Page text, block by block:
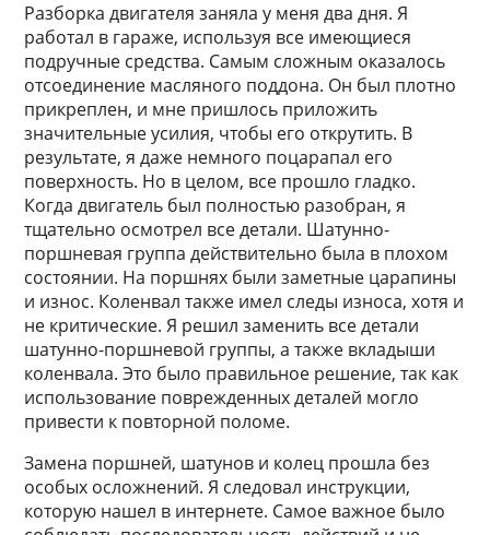
Разборка двигателя заняла у меня два дня. Я
работал в гараже, используя все имеющиеся
подручные средства. Самым сложным оказалось
отсоединение масляного поддона. Он был плотно
прикреплен, и мне пришлось приложить
значительные усилия, чтобы его открутить. В
результате, я даже немного поцарапал его
поверхность. Но в целом, все прошло гладко.
Когда двигатель был полностью разобран, я
тщательно осмотрел все детали. Шатунно-
поршневая группа действительно была в плохом
состоянии. На поршнях были заметные царапины
и износ. Коленвал также имел следы износа, хотя и
не критические. Я решил заменить все детали
шатунно-поршневой группы, а также вкладыши
коленвала. Это было правильное решение, так как
использование поврежденных деталей могло
привести к повторной поломе.
Замена поршней, шатунов и колец прошла без
особых осложнений. Я следовал инструкции,
которую нашел в интернете. Самое важное было